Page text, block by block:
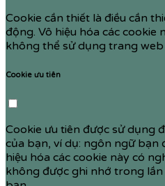
Cookie cần thiết là điều cần
động. Vô hiệu hóa các cookie
không thể sử dụng trang web
Cookie ưu tiên
Cookie ưu tiên được sử dụng
của bạn, ví dụ: ngôn ngữ bạn
hiệu hóa các cookie này có
không được ghi nhớ trong